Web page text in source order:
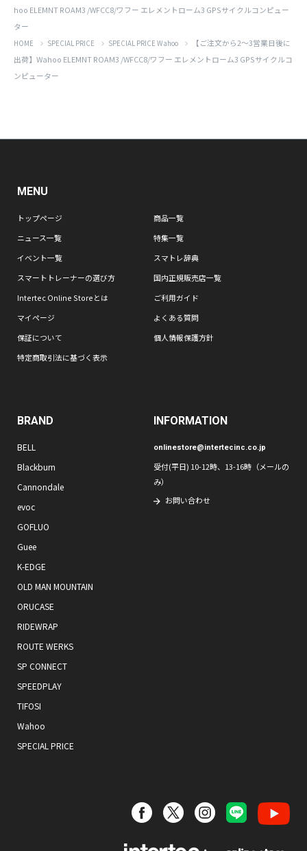
hoo ELEMNT ROAM3 /WFCC8/ワフー エレメントローム3 GPSサイクルコンピュー
ター
HOME SPECIAL PRICE SPECIAL PRICE Wahoo
【ご注文から2～3営業日後に
出荷】Wahoo ELEMNT ROAM3 /WFCC8/ワフー エレメントローム3 GPSサイクルコ
ンピューター
MENU
トップページ
商品一覧
ニュース一覧
特集一覧
イベント一覧
スマトレ辞典
スマートトレーナーの選び方
国内正規販売店一覧
Intertec Online Storeとは
ご利用ガイド
マイページ
よくある質問
保証について
個人情報保護方針
特定商取引法に基づく表示
BRAND
BELL
Blackburn
Cannondale
evoc
GOFLUO
Guee
K-EDGE
OLD MAN MOUNTAIN
ORUCASE
RIDEWRAP
ROUTE WERKS
SP CONNECT
SPEEDPLAY
TIFOSI
Wahoo
SPECIAL PRICE
INFORMATION
onlinestore@intertecinc.co.jp
受付(平日) 10-12時、13-16時（メールの
み）
お問い合わせ